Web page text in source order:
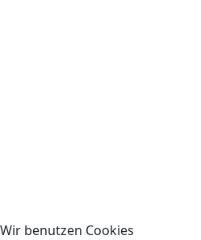
Wir benutzen Cookies